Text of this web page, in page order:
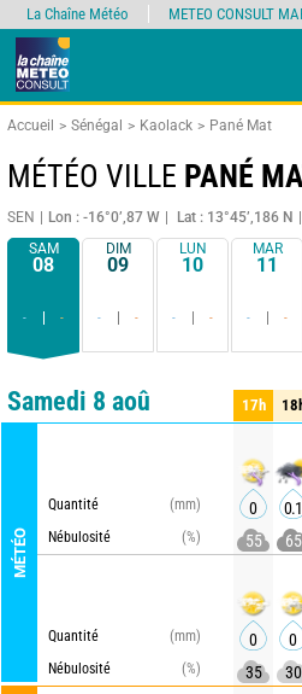
Accueil Sénégal Kaolack Pané Mat
MÉTÉO VILLE PANÉ
SEN Lon : -16°0’,87 W Lat : 13°45’,186 N
SAM
08
- -
DIM
09
- -
LUN
10
- -
MAR
11
- -
Comparateur
Samedi 8 aoû
MÉTÉO
Quantité
(mm)
Nébulosité
(%)
Quantité
(mm)
Nébulosité
(%)
17h
17h
0 0.1
55
65
0 0
35
30
La Chaîne Météo METEO CONSULT